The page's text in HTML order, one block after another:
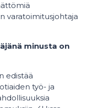
varatoimitusjohtaja
minusta on
edistää
työ- ja